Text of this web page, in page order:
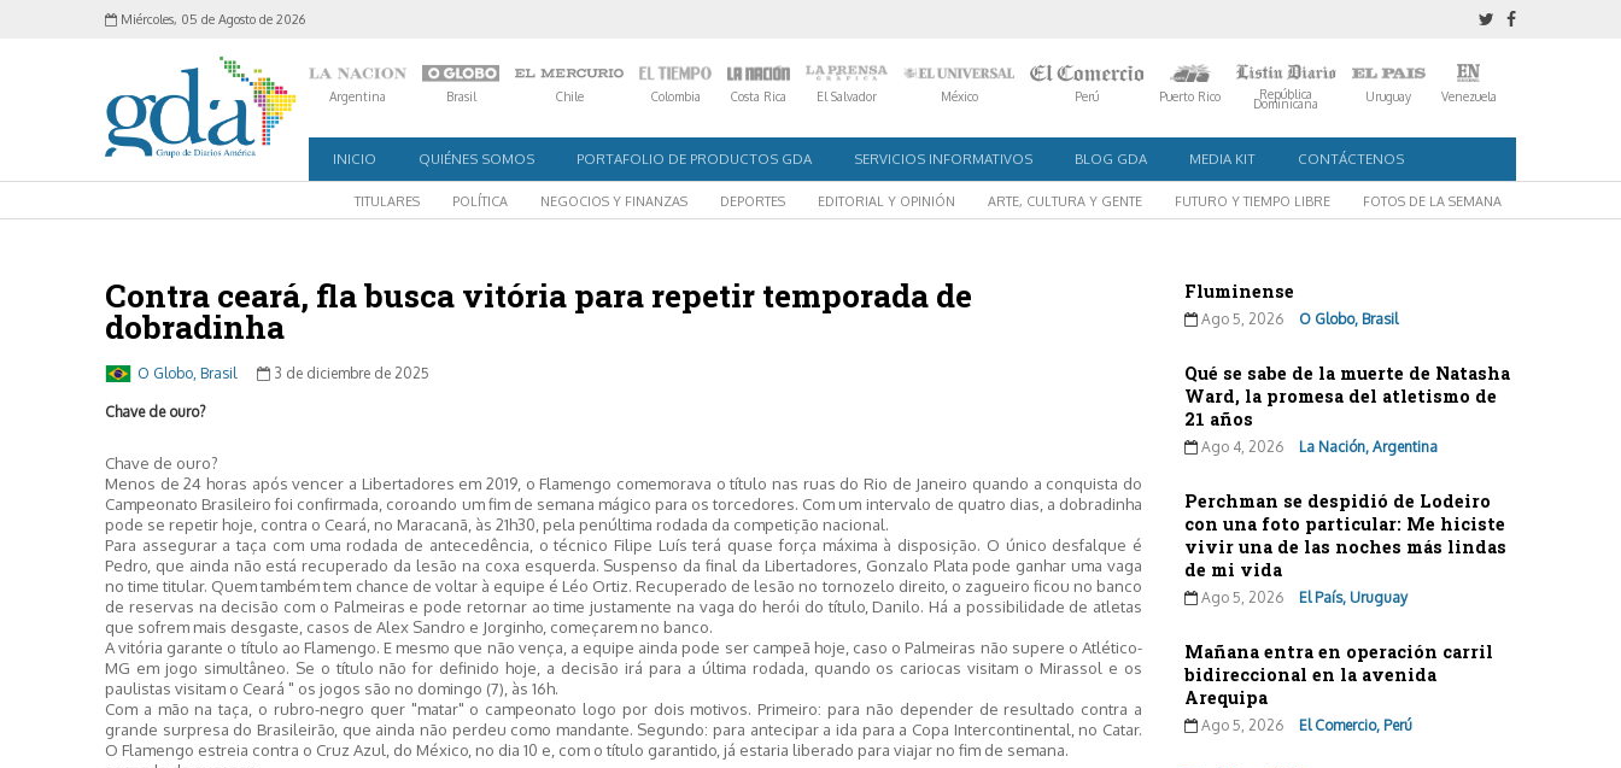
Miércoles, 05 de Agosto de 2026
Argentina Brasil Chile Colombia Costa Rica El Salvador México Perú Puerto Rico República
Dominicana Uruguay Venezuela
INICIO QUIÉNES SOMOS PORTAFOLIO DE PRODUCTOS GDA SERVICIOS INFORMATIVOS BLOG GDA MEDIA KIT CONTÁCTENOS
TITULARES POLÍTICA NEGOCIOS Y FINANZAS DEPORTES EDITORIAL Y OPINIÓN ARTE, CULTURA Y GENTE FUTURO Y TIEMPO LIBRE FOTOS DE LA SEMANA
Contra ceará, fla busca vitória para repetir temporada de
dobradinha
O Globo, Brasil 3 de diciembre de 2025
Chave de ouro?
Chave de ouro?
Menos de 24 horas após vencer a Libertadores em 2019, o Flamengo comemorava o título nas ruas do Rio de Janeiro quando a conquista do
Campeonato Brasileiro foi confirmada, coroando um fim de semana mágico para os torcedores. Com um intervalo de quatro dias, a dobradinha
pode se repetir hoje, contra o Ceará, no Maracanã, às 21h30, pela penúltima rodada da competição nacional.
Para assegurar a taça com uma rodada de antecedência, o técnico Filipe Luís terá quase força máxima à disposição. O único desfalque é
Pedro, que ainda não está recuperado da lesão na coxa esquerda. Suspenso da final da Libertadores, Gonzalo Plata pode ganhar uma vaga
no time titular. Quem também tem chance de voltar à equipe é Léo Ortiz. Recuperado de lesão no tornozelo direito, o zagueiro ficou no banco
de reservas na decisão com o Palmeiras e pode retornar ao time justamente na vaga do herói do título, Danilo. Há a possibilidade de atletas
que sofrem mais desgaste, casos de Alex Sandro e Jorginho, começarem no banco.
A vitória garante o título ao Flamengo. E mesmo que não vença, a equipe ainda pode ser campeã hoje, caso o Palmeiras não supere o Atlético-
MG em jogo simultâneo. Se o título não for definido hoje, a decisão irá para a última rodada, quando os cariocas visitam o Mirassol e os
paulistas visitam o Ceará " os jogos são no domingo (7), às 16h.
Com a mão na taça, o rubro-negro quer "matar" o campeonato logo por dois motivos. Primeiro: para não depender de resultado contra a
grande surpresa do Brasileirão, que ainda não perdeu como mandante. Segundo: para antecipar a ida para a Copa Intercontinental, no Catar.
O Flamengo estreia contra o Cruz Azul, do México, no dia 10 e, com o título garantido, já estaria liberado para viajar no fim de semana.
Fluminense
Ago 5, 2026 O Globo, Brasil
Qué se sabe de la muerte de Natasha
Ward, la promesa del atletismo de
21 años
Ago 4, 2026 La Nación, Argentina
Perchman se despidió de Lodeiro
con una foto particular: Me hiciste
vivir una de las noches más lindas
de mi vida
Ago 5, 2026 El País, Uruguay
Mañana entra en operación carril
bidireccional en la avenida
Arequipa
Ago 5, 2026 El Comercio, Perú